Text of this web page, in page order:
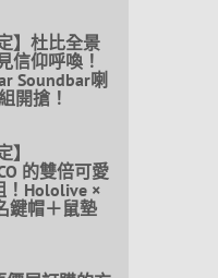
】杜比全景
信仰呼喚！
Soundbar喇
開搶！
】
的雙倍可愛
！Hololive ×
鍵帽＋鼠墊